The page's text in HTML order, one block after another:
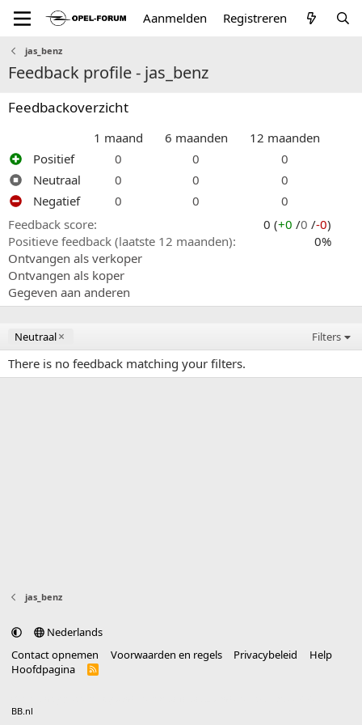
Aanmelden Registreren
jas_benz
Feedback profile - jas_benz
Feedbackoverzicht
1 maand 6 maanden
12 maanden
Positief
0 0
0
Neutraal
0 0
0
Negatief
0 0
0
Feedback score
0 (+0 /0 /-0)
Positieve feedback (laatste 12 maanden)
0%
Ontvangen als verkoper
Ontvangen als koper
Gegeven aan anderen
Neutraal Filters
There is no feedback matching your filters.
jas_benz
Nederlands
Contact opnemen
Voorwaarden en regels Privacybeleid
Help
Hoofdpagina
R
BB.nl